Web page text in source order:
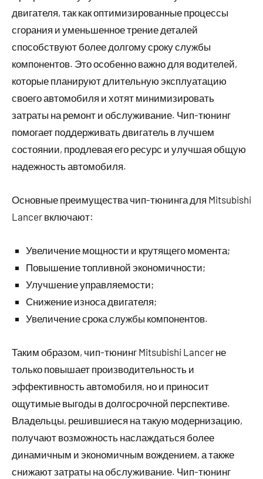
двигателя, так как оптимизированные процессы
сгорания и уменьшенное трение деталей
способствуют более долгому сроку службы
компонентов. Это особенно важно для водителей,
которые планируют длительную эксплуатацию
своего автомобиля и хотят минимизировать
затраты на ремонт и обслуживание. Чип-тюнинг
помогает поддерживать двигатель в лучшем
состоянии, продлевая его ресурс и улучшая общую
надежность автомобиля.
Основные преимущества чип-тюнинга для Mitsubishi
Lancer включают:
Увеличение мощности и крутящего момента;
Повышение топливной экономичности;
Улучшение управляемости;
Снижение износа двигателя;
Увеличение срока службы компонентов.
Таким образом, чип-тюнинг Mitsubishi Lancer не
только повышает производительность и
эффективность автомобиля, но и приносит
ощутимые выгоды в долгосрочной перспективе.
Владельцы, решившиеся на такую модернизацию,
получают возможность наслаждаться более
динамичным и экономичным вождением, а также
снижают затраты на обслуживание. Чип-тюнинг